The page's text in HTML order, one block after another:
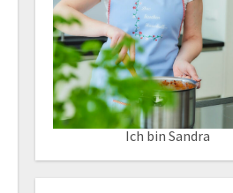
Ich bin Sandra